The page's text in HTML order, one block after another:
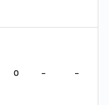
0 - -